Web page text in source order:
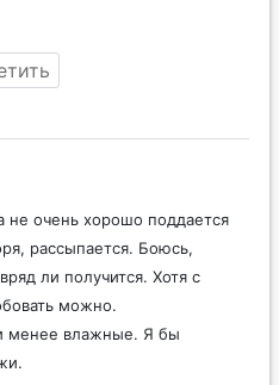
не очень хорошо поддается
рассыпается. Боюсь,
ли получится. Хотя с
можно.
менее влажные. Я бы